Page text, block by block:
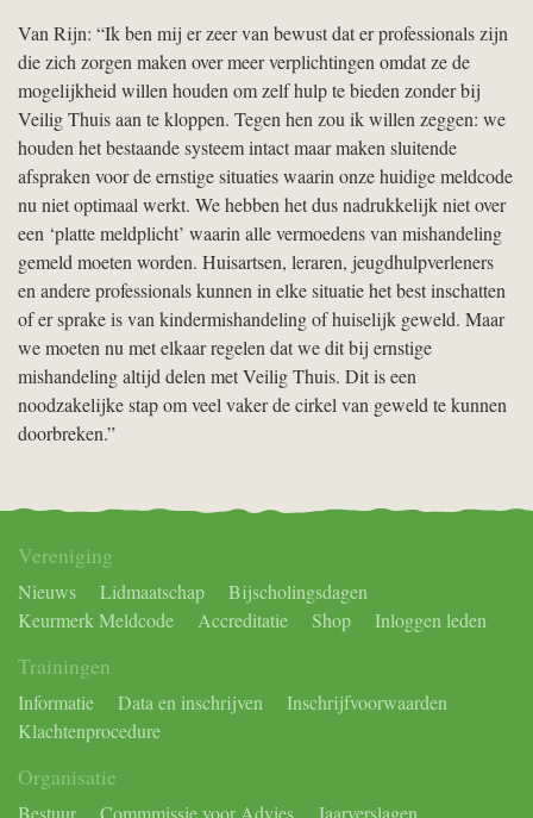
Van Rijn: “Ik ben mij er zeer van bewust dat er professionals zijn
die zich zorgen maken over meer verplichtingen omdat ze de
mogelijkheid willen houden om zelf hulp te bieden zonder bij
Veilig Thuis aan te kloppen. Tegen hen zou ik willen zeggen: we
houden het bestaande systeem intact maar maken sluitende
afspraken voor de ernstige situaties waarin onze huidige meldcode
nu niet optimaal werkt. We hebben het dus nadrukkelijk niet over
een ‘platte meldplicht’ waarin alle vermoedens van mishandeling
gemeld moeten worden. Huisartsen, leraren, jeugdhulpverleners
en andere professionals kunnen in elke situatie het best inschatten
of er sprake is van kindermishandeling of huiselijk geweld. Maar
we moeten nu met elkaar regelen dat we dit bij ernstige
mishandeling altijd delen met Veilig Thuis. Dit is een
noodzakelijke stap om veel vaker de cirkel van geweld te kunnen
doorbreken.”
Vereniging
Nieuws Lidmaatschap
Bijscholingsdagen
Keurmerk Meldcode
Accreditatie Shop Inloggen leden
Trainingen
Informatie Data en inschrijven
Inschrijfvoorwaarden
Klachtenprocedure
Organisatie